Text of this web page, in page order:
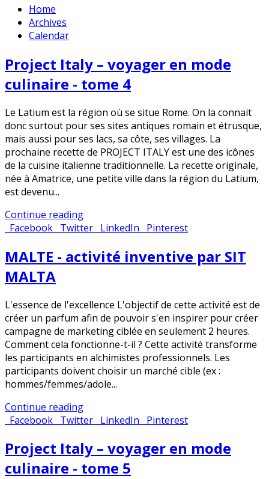
Home
Archives
Calendar
Project Italy – voyager en mode
culinaire - tome 4
Le Latium est la région où se situe Rome. On la connait
donc surtout pour ses sites antiques romain et étrusque,
mais aussi pour ses lacs, sa côte, ses villages. La
prochaine recette de PROJECT ITALY est une des icônes
de la cuisine italienne traditionnelle. La recette originale,
née à Amatrice, une petite ville dans la région du Latium,
est devenu...
Continue reading
Facebook Twitter LinkedIn Pinterest
MALTE - activité inventive par SIT
MALTA
L'essence de l'excellence L'objectif de cette activité est de
créer un parfum afin de pouvoir s'en inspirer pour créer
campagne de marketing ciblée en seulement 2 heures.
Comment cela fonctionne-t-il ? Cette activité transforme
les participants en alchimistes professionnels. Les
participants doivent choisir un marché cible (ex :
hommes/femmes/adole...
Continue reading
Facebook Twitter LinkedIn Pinterest
Project Italy – voyager en mode
culinaire - tome 5